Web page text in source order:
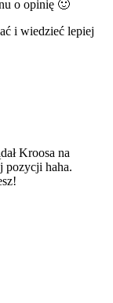
o opinię 🙂
i wiedzieć lepiej
Kroosa na
pozycji haha.